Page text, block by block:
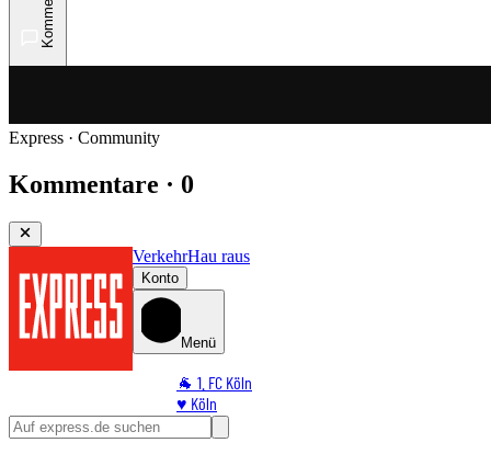
Express · Community
Kommentare · 0
VerkehrHau raus
Konto
Menü
🐐 1. FC Köln
♥️ Köln
⭐ Promi